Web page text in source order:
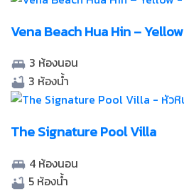
Vena Beach Hua Hin – Yellow
3 ห้องนอน
3 ห้องน้ำ
The Signature Pool Villa
4 ห้องนอน
5 ห้องน้ำ